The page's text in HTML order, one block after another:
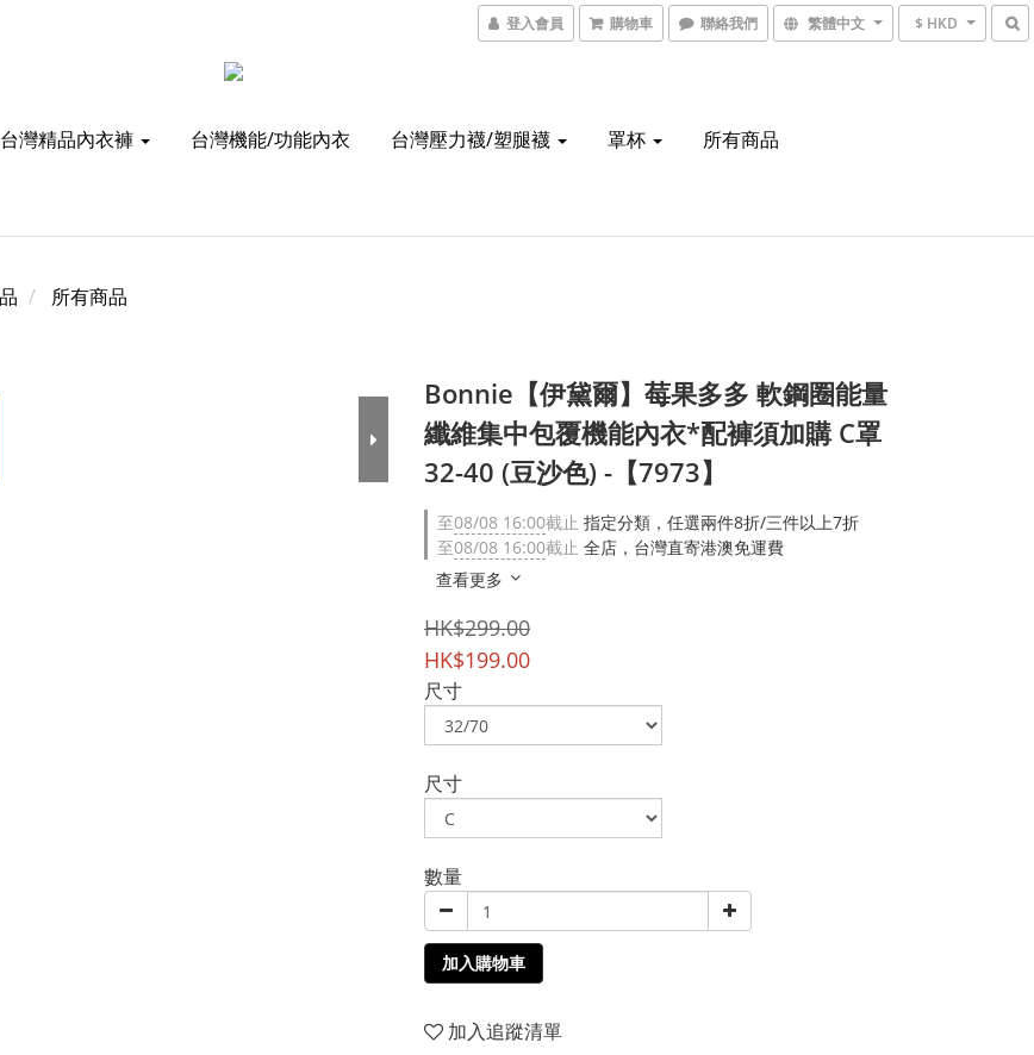
登入會員 購物車 聯絡我們 繁體中文 $ HKD
台灣精品內衣褲 台灣機能/功能內衣 台灣壓力襪/塑腿襪 罩杯
所有商品
所有商品
Bonnie【伊黛爾】莓果多多 軟鋼圈能量
纖維集中包覆機能內衣*配褲須加購 C罩
32-40 (豆沙色) -【7973】
至08/08 16:00截止 指定分類，任選兩件8折/三件以上7折
至08/08 16:00截止 全店，台灣直寄港澳免運費
查看更多
HK$299.00
HK$199.00
尺寸
尺寸
數量
加入購物車
加入追蹤清單